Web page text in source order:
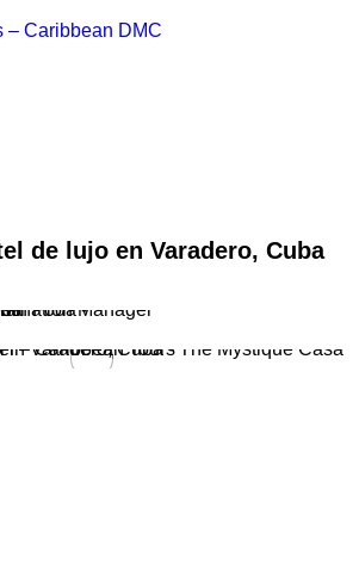
con Nosotros
de lujo en Varadero, Cuba